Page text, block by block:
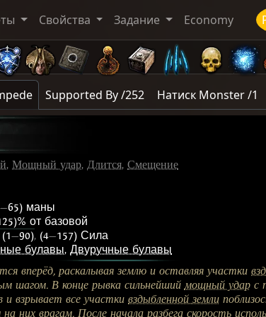
Свойства Задание Economy
Supported By /252
Натиск Monster /1
, Мощный удар, Длится, Смещение
—65) маны
от базовой
—90), (4—157) Сила
булавы, Двуручные булавы
вперёд, раскалывая землю и оставляя участки
шагом. В конце рывка сильнейшиймощный ударс
взрывает все участки вздыбленной земли
них врагам. После начала разбега скорость